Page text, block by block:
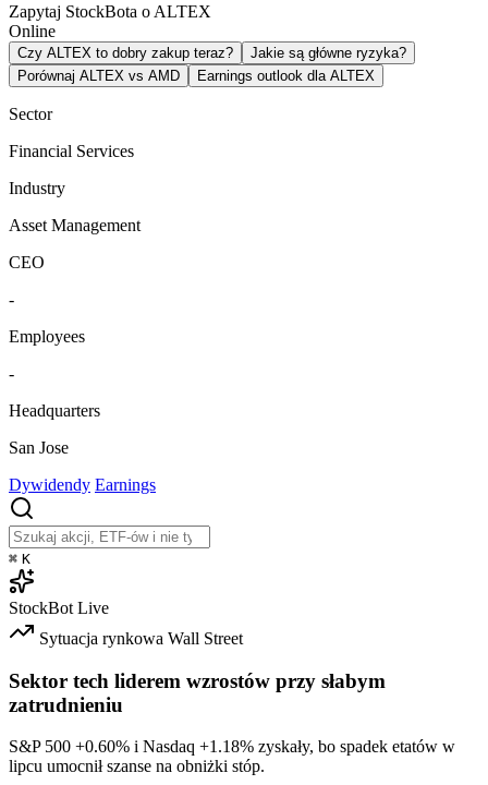
Zapytaj StockBota o ALTEX
Online
Czy ALTEX to dobry zakup teraz?
Jakie są główne ryzyka?
Porównaj ALTEX vs AMD
Earnings outlook dla ALTEX
Sector
Financial Services
Industry
Asset Management
CEO
-
Employees
-
Headquarters
San Jose
Dywidendy Earnings
⌘ K
StockBot Live
Sytuacja rynkowa Wall Street
Sektor tech liderem wzrostów przy słabym
zatrudnieniu
S&P 500 +0.60% i Nasdaq +1.18% zyskały, bo spadek etatów w
lipcu umocnił szanse na obniżki stóp.